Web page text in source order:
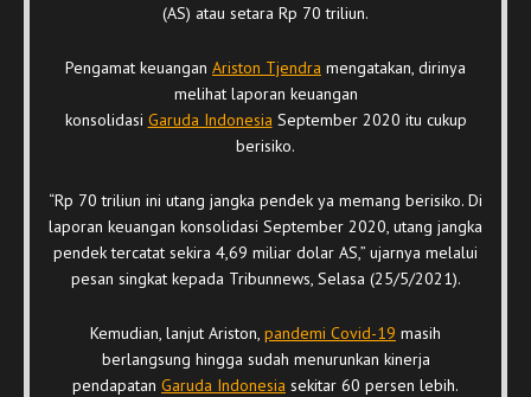
(AS) atau setara Rp 70 triliun.
Pengamat keuangan Ariston Tjendra mengatakan, dirinya
melihat laporan keuangan
konsolidasi Garuda Indonesia September 2020 itu cukup
berisiko.
“Rp 70 triliun ini utang jangka pendek ya memang berisiko. Di
laporan keuangan konsolidasi September 2020, utang jangka
pendek tercatat sekira 4,69 miliar dolar AS,” ujarnya melalui
pesan singkat kepada Tribunnews, Selasa (25/5/2021).
Kemudian, lanjut Ariston, pandemi Covid-19 masih
berlangsung hingga sudah menurunkan kinerja
pendapatan Garuda Indonesia sekitar 60 persen lebih.